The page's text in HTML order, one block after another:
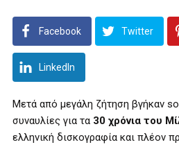
Facebook Twitter
LinkedIn
Μετά από μεγάλη ζήτηση βγήκαν
συναυλίες για τα 30 χρόνια του
ελληνική δισκογραφία και πλέον